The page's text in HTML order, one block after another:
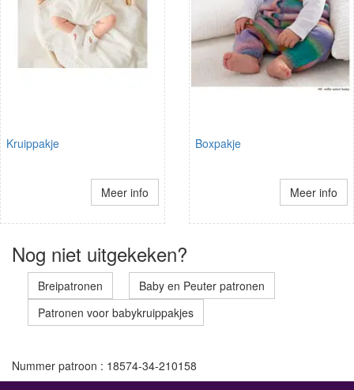
Kruippakje
Meer info
Boxpakje
Meer info
Nog niet uitgekeken?
Breipatronen
Baby en Peuter patronen
Patronen voor babykruippakjes
Nummer patroon : 18574-34-210158